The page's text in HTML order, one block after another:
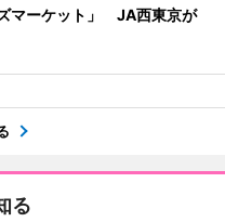
マーケット」 JA西東京が
る